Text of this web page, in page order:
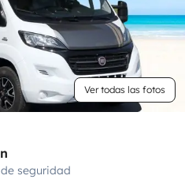
Ver todas las fotos
seguridad